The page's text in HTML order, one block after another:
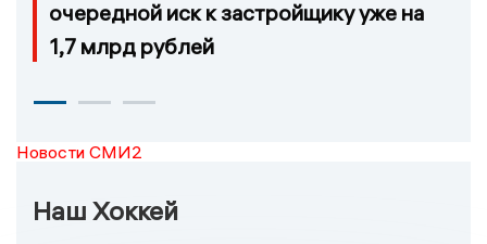
очередной иск к застройщику уже на
1,7 млрд рублей
Новости СМИ2
Наш Хоккей